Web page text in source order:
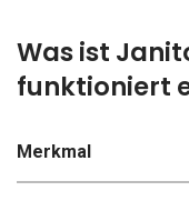
Was ist
funktioniert
Merkmal